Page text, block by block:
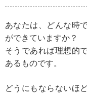
あなたは、どんな時
ができていますか？
そうであれば理想的
あるものです。
どうにもならないほ